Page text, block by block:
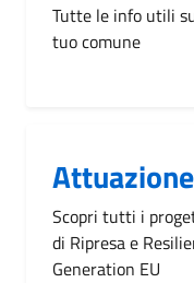
Tutte le info utili
tuo comune
Scopri tutti i
di Ripresa e
Generation EU